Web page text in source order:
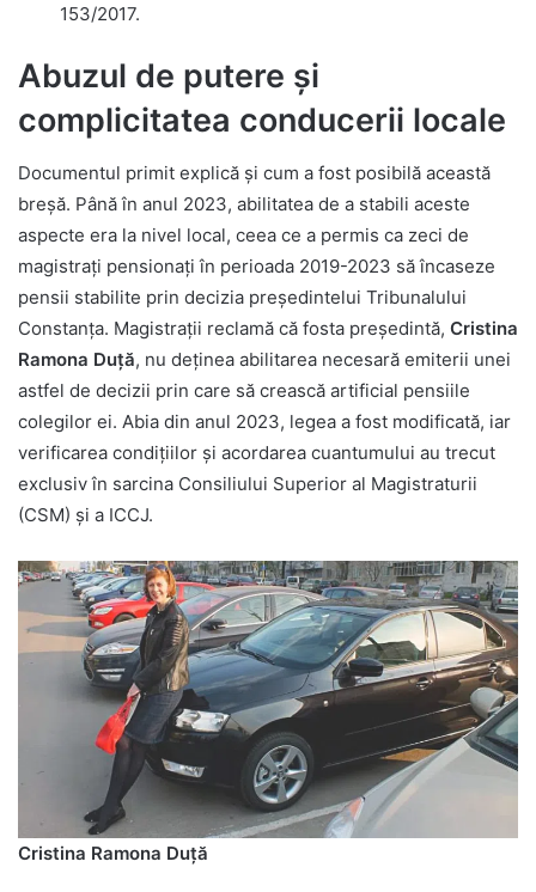
153/2017.
Abuzul de putere și
complicitatea conducerii locale
Documentul primit explică și cum a fost posibilă această
breșă. Până în anul 2023, abilitatea de a stabili aceste
aspecte era la nivel local, ceea ce a permis ca zeci de
magistrați pensionați în perioada 2019-2023 să încaseze
pensii stabilite prin decizia președintelui Tribunalului
Constanța. Magistrații reclamă că fosta președintă, Cristina
Ramona Duță, nu deținea abilitarea necesară emiterii unei
astfel de decizii prin care să crească artificial pensiile
colegilor ei. Abia din anul 2023, legea a fost modificată, iar
verificarea condițiilor și acordarea cuantumului au trecut
exclusiv în sarcina Consiliului Superior al Magistraturii
(CSM) și a ICCJ.
Cristina Ramona Duță